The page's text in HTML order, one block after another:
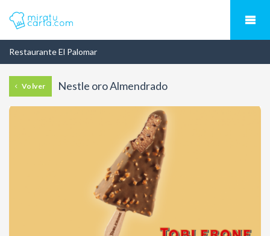
Restaurante El Palomar
Volver Nestle oro Almendrado